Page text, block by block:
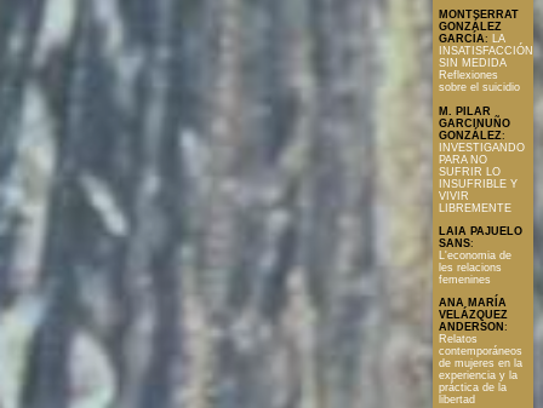
MONTSERRAT
GONZÁLEZ
GARCÍA: LA
INSATISFACCIÓN
SIN MEDIDA
Reflexiones
sobre el suicidio
M. PILAR
GARCINUÑO
GONZÁLEZ:
INVESTIGANDO
PARA NO
SUFRIR LO
INSUFRIBLE Y
VIVIR
LIBREMENTE
LAIA PAJUELO
SANS:
L'economia de
les relacions
femenines
ANA MARÍA
VELÁZQUEZ
ANDERSON :
Relatos
contemporáneos
de mujeres en la
experiencia y la
práctica de la
libertad